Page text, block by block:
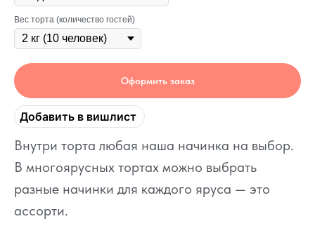
Вес торта (количество гостей)
Оформить заказ
Добавить в вишлист
Внутри торта любая наша начинка на выбор.
В многоярусных тортах можно выбрать
разные начинки для каждого яруса — это
ассорти.